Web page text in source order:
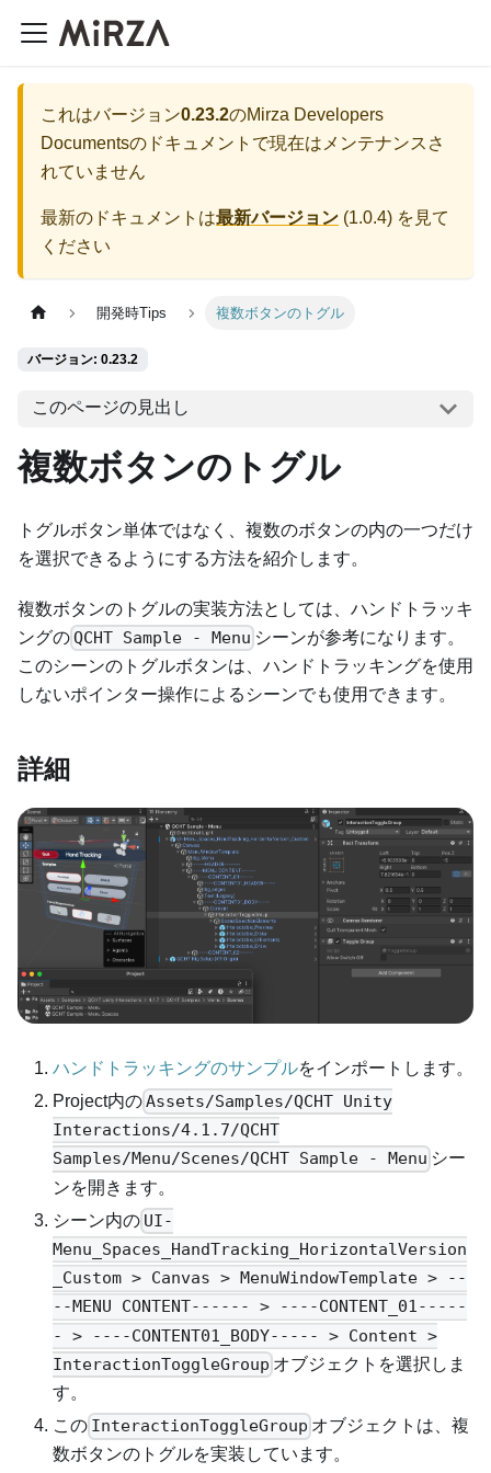
これはバージョン0.23.2のMirza Developers
Documentsのドキュメントで現在はメンテナンスさ
れていません
最新のドキュメントは最新バージョン (1.0.4) を見て
ください
開発時Tips 複数ボタンのトグル
バージョン: 0.23.2
このページの見出し
複数ボタンのトグル
トグルボタン単体ではなく、複数のボタンの内の一つだけ
を選択できるようにする方法を紹介します。
複数ボタンのトグルの実装方法としては、ハンドトラッキ
ングのQCHT Sample - Menu シーンが参考になります。
このシーンのトグルボタンは、ハンドトラッキングを使用
しないポインター操作によるシーンでも使用できます。
詳細
ハンドトラッキングのサンプルをインポートします。
Project内のAssets/Samples/QCHT Unity
Interactions/4.1.7/QCHT
Samples/Menu/Scenes/QCHT Sample - Menu シー
ンを開きます。
シーン内の UI-
Menu_Spaces_HandTracking_HorizontalVersion
_Custom > Canvas > MenuWindowTemplate > --
--MENU CONTENT------ > ----CONTENT_01-----
- > ----CONTENT01_BODY----- > Content >
InteractionToggleGroup オブジェクトを選択しま
す。
この InteractionToggleGroup オブジェクトは、複
数ボタンのトグルを実装しています。